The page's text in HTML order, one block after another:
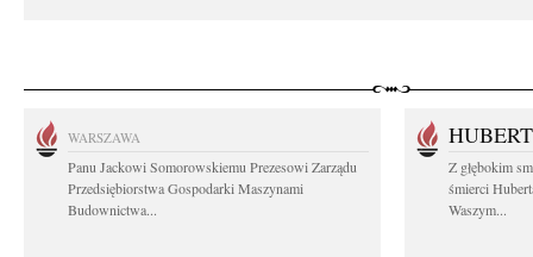
WARSZAWA
Panu Jackowi Somorowskiemu Prezesowi Zarządu
Przedsiębiorstwa Gospodarki Maszynami
Budownictwa...
Z głębokim
śmierci
Waszym...